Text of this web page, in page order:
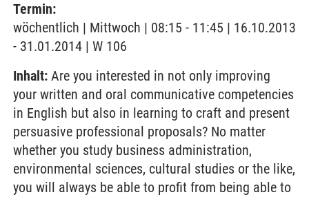
Termin:
wöchentlich | Mittwoch | 08:15 - 11:45 | 16.10.2013
- 31.01.2014 | W 106
Inhalt: Are you interested in not only improving
your written and oral communicative competencies
in English but also in learning to craft and present
persuasive professional proposals? No matter
whether you study business administration,
environmental sciences, cultural studies or the like,
you will always be able to profit from being able to